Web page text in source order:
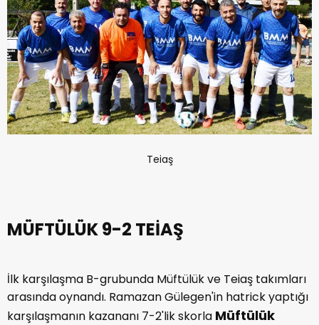
Teiaş
MÜFTÜLÜK 9-2 TEİAŞ
İlk karşılaşma B-grubunda Müftülük ve Teiaş takımları
arasında oynandı. Ramazan Gülegen'in hatrick yaptığı
karşılaşmanın kazananı 7-2'lik skorla Müftülük